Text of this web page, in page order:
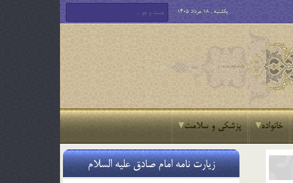
یکشنبه , 18 مرداد 1405
خانواده پزشکی و سلامت
زیارت نامه امام صادق علیه السلام